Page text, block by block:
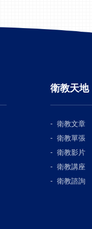
衛教天地
衛教文章
衛教單張
衛教影片
衛教講座
衛教諮詢